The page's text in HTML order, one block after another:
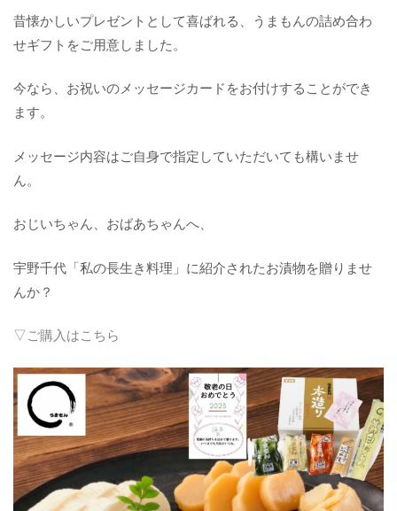
昔懐かしいプレゼントとして喜ばれる、うまもんの詰め合わ
せギフトをご用意しました。
今なら、お祝いのメッセージカードをお付けすることができ
ます。
メッセージ内容はご自身で指定していただいても構いませ
ん。
おじいちゃん、おばあちゃんへ、
宇野千代「私の長生き料理」に紹介されたお漬物を贈りませ
んか？
▽ご購入はこちら